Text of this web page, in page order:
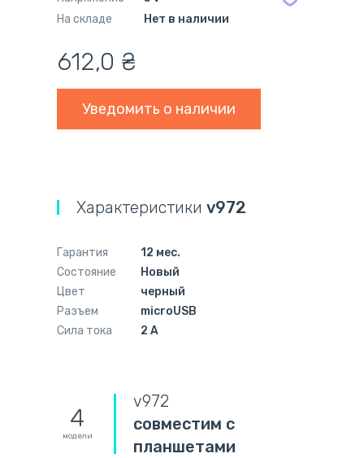
На складе
Нет в наличии
612,0 ₴
Уведомить о наличии
Характеристики v972
Гарантия
12 мес.
Состояние
Новый
Цвет
черный
Разъем
microUSB
Сила тока
2 A
4
модели
v972
совместим с
планшетами